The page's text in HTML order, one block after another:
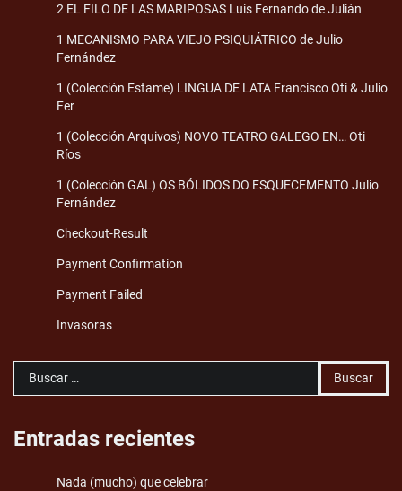
2 EL FILO DE LAS MARIPOSAS Luis Fernando de Julián
1 MECANISMO PARA VIEJO PSIQUIÁTRICO de Julio
Fernández
1 (Colección Estame) LINGUA DE LATA Francisco Oti & Julio
Fer
1 (Colección Arquivos) NOVO TEATRO GALEGO EN… Oti
Ríos
1 (Colección GAL) OS BÓLIDOS DO ESQUECEMENTO Julio
Fernández
Checkout-Result
Payment Confirmation
Payment Failed
Invasoras
Buscar:
Entradas recientes
Nada (mucho) que celebrar